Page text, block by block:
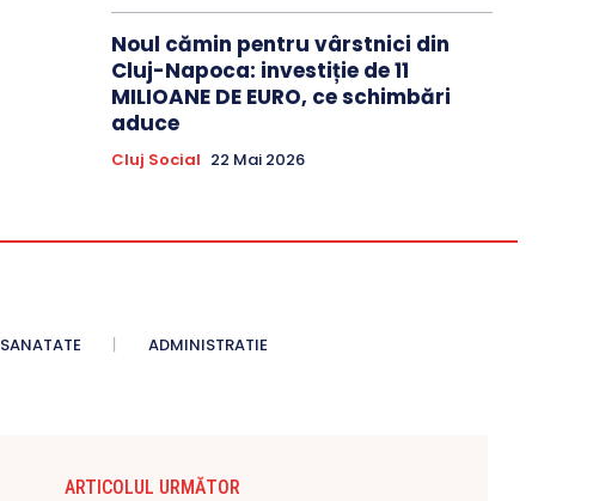
Noul cămin pentru vârstnici din
Cluj-Napoca: investiție de 11
MILIOANE DE EURO, ce schimbări
aduce
Cluj Social 22 Mai 2026
SANATATE ADMINISTRATIE
ARTICOLUL URMĂTOR